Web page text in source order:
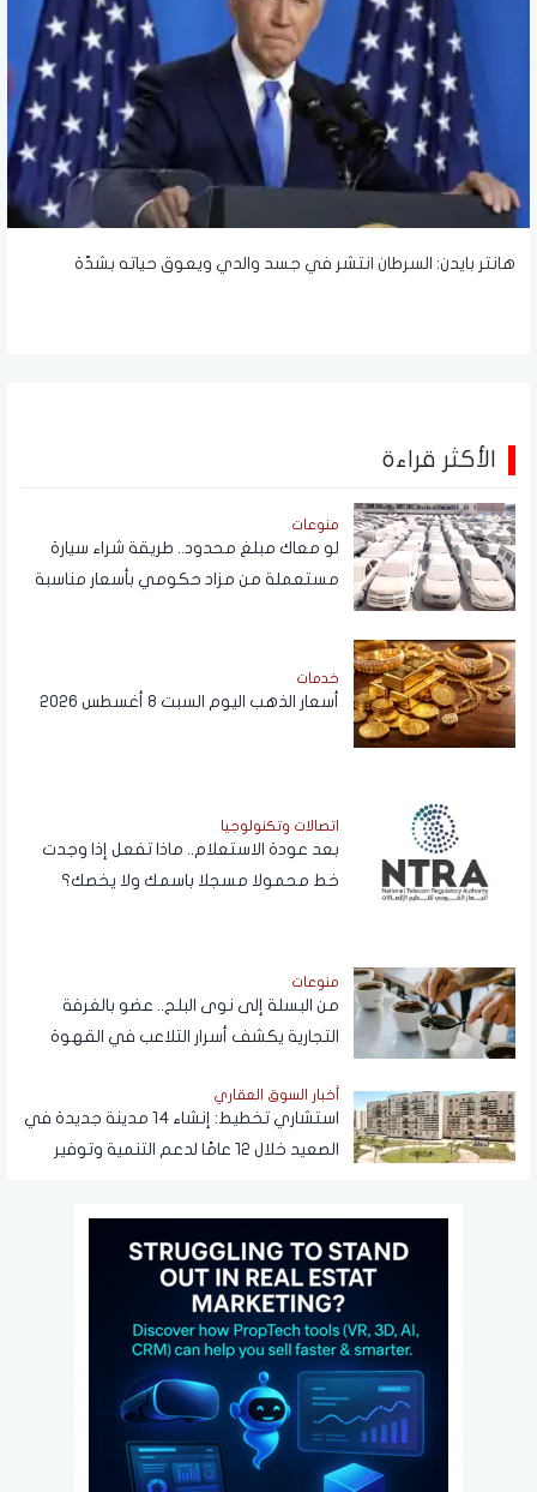
هانتر بايدن: السرطان انتشر في جسد والدي ويعوق حياته بشدّة
الأكثر قراءة
منوعات
لو معاك مبلغ محدود.. طريقة شراء سيارة
مستعملة من مزاد حكومي بأسعار مناسبة
خدمات
أسعار الذهب اليوم السبت 8 أغسطس 2026
اتصالات وتكنولوجيا
بعد عودة الاستعلام.. ماذا تفعل إذا وجدت
خط محمولا مسجلا باسمك ولا يخصك؟
منوعات
من البسلة إلى نوى البلح.. عضو بالغرفة
التجارية يكشف أسرار التلاعب في القهوة
أخبار السوق العقاري
استشاري تخطيط: إنشاء 14 مدينة جديدة في
الصعيد خلال 12 عامًا لدعم التنمية وتوفير